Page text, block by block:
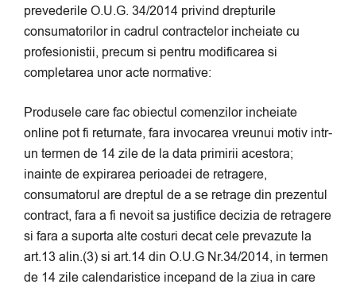
prevederile O.U.G. 34/2014 privind drepturile
consumatorilor in cadrul contractelor incheiate cu
profesionistii, precum si pentru modificarea si
completarea unor acte normative:
Produsele care fac obiectul comenzilor incheiate
online pot fi returnate, fara invocarea vreunui motiv intr-
un termen de 14 zile de la data primirii acestora;
inainte de expirarea perioadei de retragere,
consumatorul are dreptul de a se retrage din prezentul
contract, fara a fi nevoit sa justifice decizia de retragere
si fara a suporta alte costuri decat cele prevazute la
art.13 alin.(3) si art.14 din O.U.G Nr.34/2014, in termen
de 14 zile calendaristice incepand de la ziua in care